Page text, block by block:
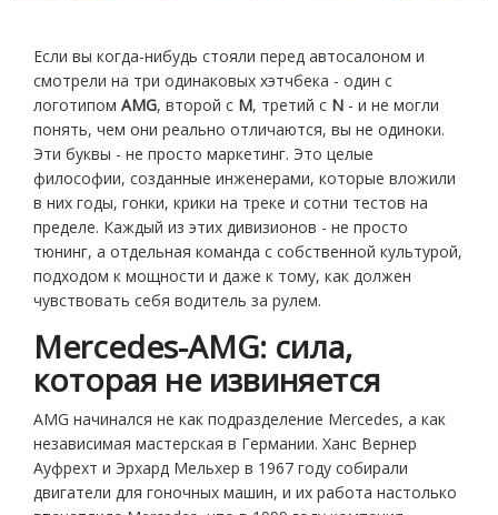
Если вы когда-нибудь стояли перед автосалоном и
смотрели на три одинаковых хэтчбека - один с
логотипом AMG, второй с M, третий с N - и не могли
понять, чем они реально отличаются, вы не одиноки.
Эти буквы - не просто маркетинг. Это целые
философии, созданные инженерами, которые вложили
в них годы, гонки, крики на треке и сотни тестов на
пределе. Каждый из этих дивизионов - не просто
тюнинг, а отдельная команда с собственной культурой,
подходом к мощности и даже к тому, как должен
чувствовать себя водитель за рулем.
Mercedes-AMG: сила,
которая не извиняется
AMG начинался не как подразделение Mercedes, а как
независимая мастерская в Германии. Ханс Вернер
Ауфрехт и Эрхард Мельхер в 1967 году собирали
двигатели для гоночных машин, и их работа настолько